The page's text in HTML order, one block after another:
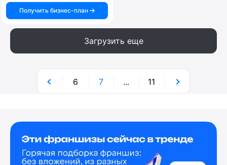
Получить бизнес-план
Загрузить еще
6 7 ... 11